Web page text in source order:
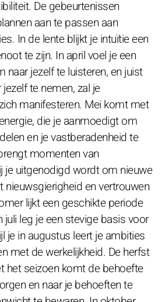
De gebeurtenissen
aan te passen aan
In de lente blijkt je intuïtie een
te zijn. In april voel je een
naar jezelf te luisteren, en juist
te nemen, zal je
manifesteren. Mei komt met
die je aanmoedigt om
en je vastberadenheid te
momenten van
je uitgenodigd wordt om nieuwe
nieuwsgierigheid en vertrouwen
lijkt een geschikte periode
leg je een stevige basis voor
je in augustus leert je ambities
met de werkelijkheid. De herfst
het seizoen komt de behoefte
en naar je behoeften te